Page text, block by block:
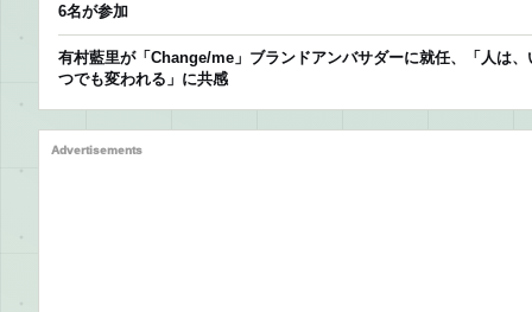
6名が参加
有村藍里が「Change/me」ブランドアンバサダーに就任、「人は、
つでも変われる」に共感
Advertisements